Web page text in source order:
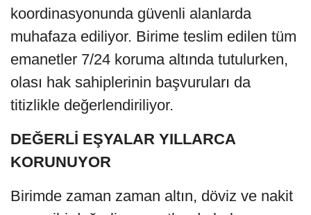
koordinasyonunda güvenli alanlarda
muhafaza ediliyor. Birime teslim edilen tüm
emanetler 7/24 koruma altında tutulurken,
olası hak sahiplerinin başvuruları da
titizlikle değerlendiriliyor.
DEĞERLİ EŞYALAR YILLARCA
KORUNUYOR
Birimde zaman zaman altın, döviz ve nakit